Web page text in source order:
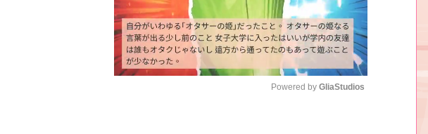
Powered by GliaStudios